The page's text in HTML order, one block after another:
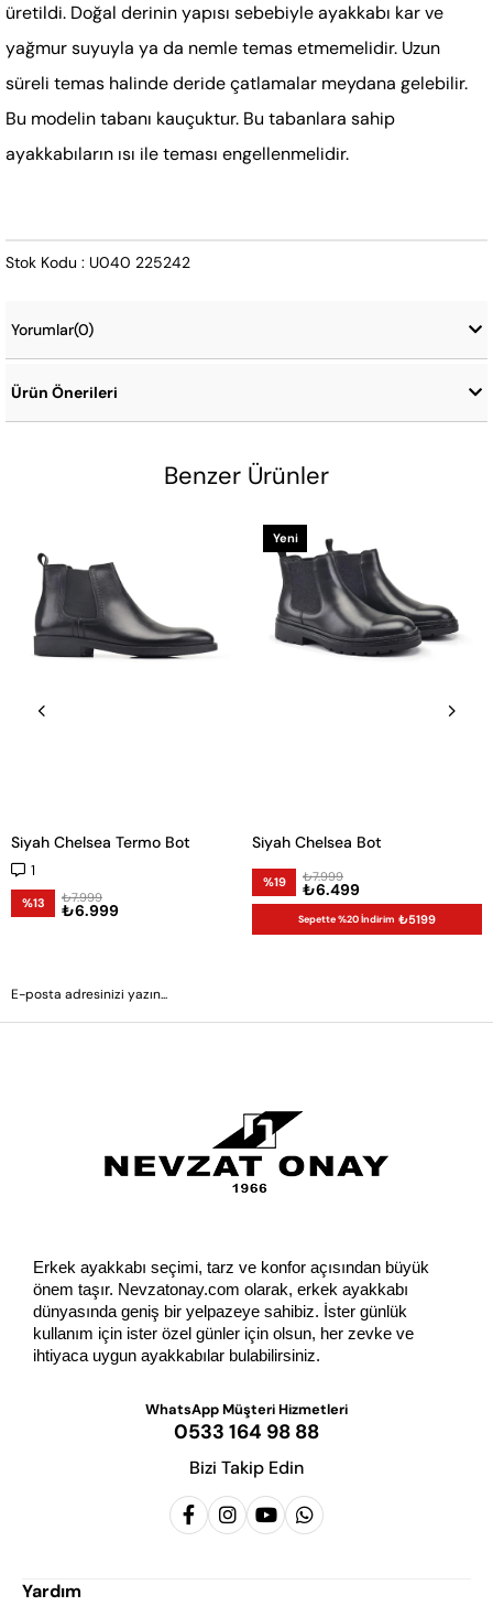
üretildi. Doğal derinin yapısı sebebiyle ayakkabı kar ve
yağmur suyuyla ya da nemle temas etmemelidir. Uzun
süreli temas halinde deride çatlamalar meydana gelebilir.
Bu modelin tabanı kauçuktur. Bu tabanlara sahip
ayakkabıların ısı ile teması engellenmelidir.
Stok Kodu : U040 225242
Yorumlar(0)
Ürün Önerileri
Benzer Ürünler
Siyah Chelsea Termo Bot
1
%13 ₺6.999
₺7.999
Siyah Chelsea Bot
%19 ₺6.499
₺7.999
Yeni
Ürün
Sepette %20 İndirim ₺5199
Erkek ayakkabı seçimi, tarz ve konfor açısından büyük
önem taşır. Nevzatonay.com olarak, erkek ayakkabı
dünyasında geniş bir yelpazeye sahibiz. İster günlük
kullanım için ister özel günler için olsun, her zevke ve
ihtiyaca uygun ayakkabılar bulabilirsiniz.
WhatsApp Müşteri Hizmetleri
0533 164 98 88
Bizi Takip Edin
Yardım